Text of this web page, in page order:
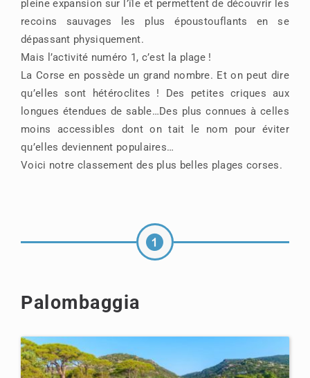
pleine expansion sur l’île et permettent de découvrir les
recoins sauvages les plus époustouflants en se
dépassant physiquement.
Mais l’activité numéro 1, c’est la plage !
La Corse en possède un grand nombre. Et on peut dire
qu’elles sont hétéroclites ! Des petites criques aux
longues étendues de sable…Des plus connues à celles
moins accessibles dont on tait le nom pour éviter
qu’elles deviennent populaires…
Voici notre classement des plus belles plages corses.
Palombaggia